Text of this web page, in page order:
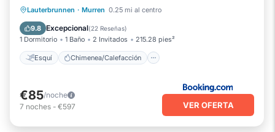
Lauterbrunnen · Murren 0.25 mi al centro
9.8 Excepcional(22 Reseñas)
1 Dormitorio 1 Baño 2 Invitados 215.28 pies²
Esquí Chimenea/Calefacción
Esquí
Chimenea/Calefacción
Balcón/Terraza
€85/noche
7 noches - €597 VER OFERTA